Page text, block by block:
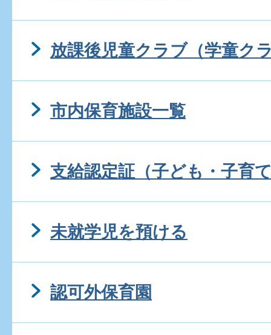
放課後児童クラブ（学童ク
市内保育施設一覧
支給認定証（子ども・子育
未就学児を預ける
認可外保育園